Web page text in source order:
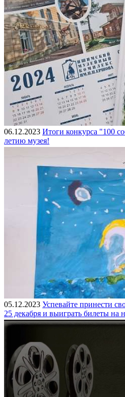
06.12.2023 Итоги конкурса "100
летию музея!
05.12.2023 Успевайте принести
25 декабря и выиграть билеты на